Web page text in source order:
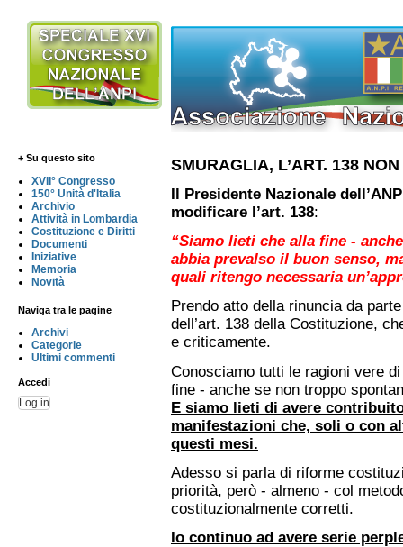
+ Su questo sito
XVII° Congresso
150° Unità d'Italia
Archivio
Attività in Lombardia
Costituzione e Diritti
Documenti
Iniziative
Memoria
Novità
Naviga tra le pagine
Archivi
Categorie
Ultimi commenti
Accedi
Log in
SMURAGLIA, L’ART. 138
Il Presidente Nazionale
modificare l’art. 138:
“Siamo lieti che alla fine -
abbia prevalso il buon senso,
quali ritengo necessaria
Prendo atto della rinuncia da
dell’art. 138 della Costituzione,
e criticamente.
Conosciamo tutti le ragioni vere
fine - anche se non troppo
E siamo lieti di avere
manifestazioni che, soli o con
questi mesi.
Adesso si parla di riforme
priorità, però - almeno - col
costituzionalmente corretti.
Io continuo ad avere serie